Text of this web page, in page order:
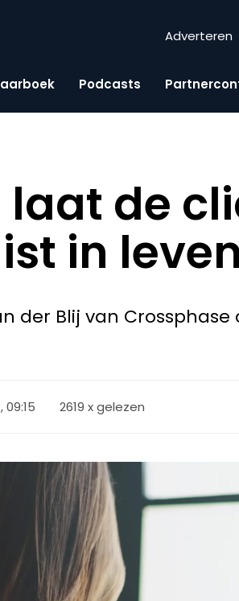
Adverteren
Podcasts
laat de
in
der Blij van
09:15 2619 x gelezen